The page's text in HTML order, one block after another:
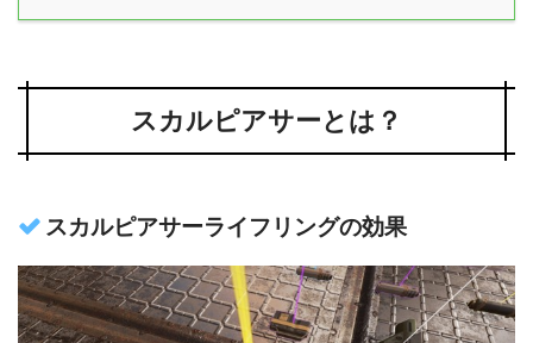
スカルピアサーとは？
スカルピアサーライフリングの効果